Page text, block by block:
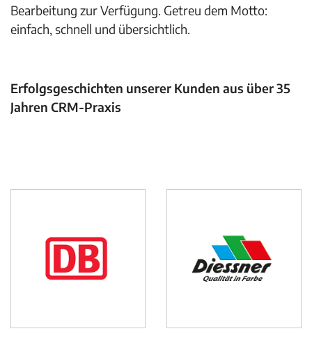
Bearbeitung zur Verfügung. Getreu dem Motto:
einfach, schnell und übersichtlich.
Erfolgsgeschichten unserer Kunden aus über 35
Jahren CRM-Praxis